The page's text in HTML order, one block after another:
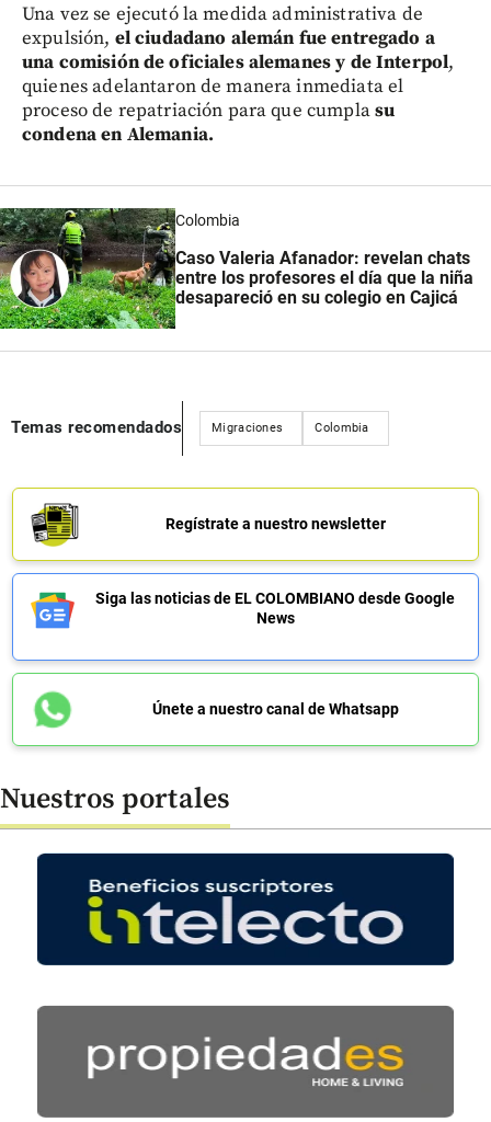
Una vez se ejecutó la medida administrativa de
expulsión, el ciudadano alemán fue entregado a
una comisión de oficiales alemanes y de Interpol,
quienes adelantaron de manera inmediata el
proceso de repatriación para que cumplasu
condena en Alemania.
Colombia
Caso Valeria Afanador: revelan chats
entre los profesores el día que la niña
desapareció en su colegio en Cajicá
Temas recomendados Migraciones Colombia
Regístrate a nuestro newsletter
Siga las noticias de EL COLOMBIANO desde Google
News
Únete a nuestro canal de Whatsapp
Nuestros portales